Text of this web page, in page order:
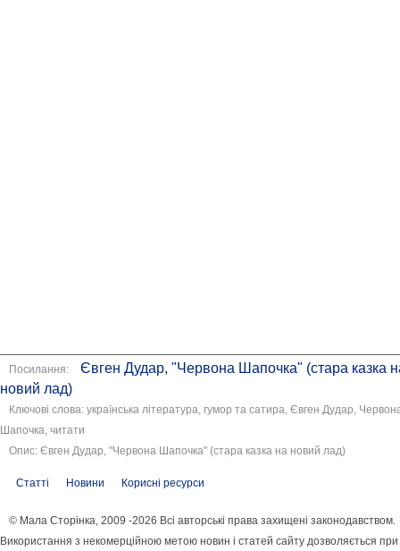
Посилання:
Євген Дудар, "Червона Шапочка" (стара казка
новий лад)
Ключові слова: українська література, гумор та сатира, Євген Дудар,
Шапочка, читати
Опис: Євген Дудар, "Червона Шапочка" (стара казка на новий лад)
Статті Новини Корисні ресурси
© Мала Сторінка, 2009 -2026 Всі авторські права захищені законодавством.
Використання з некомерційною метою новин і статей сайту дозволяється при